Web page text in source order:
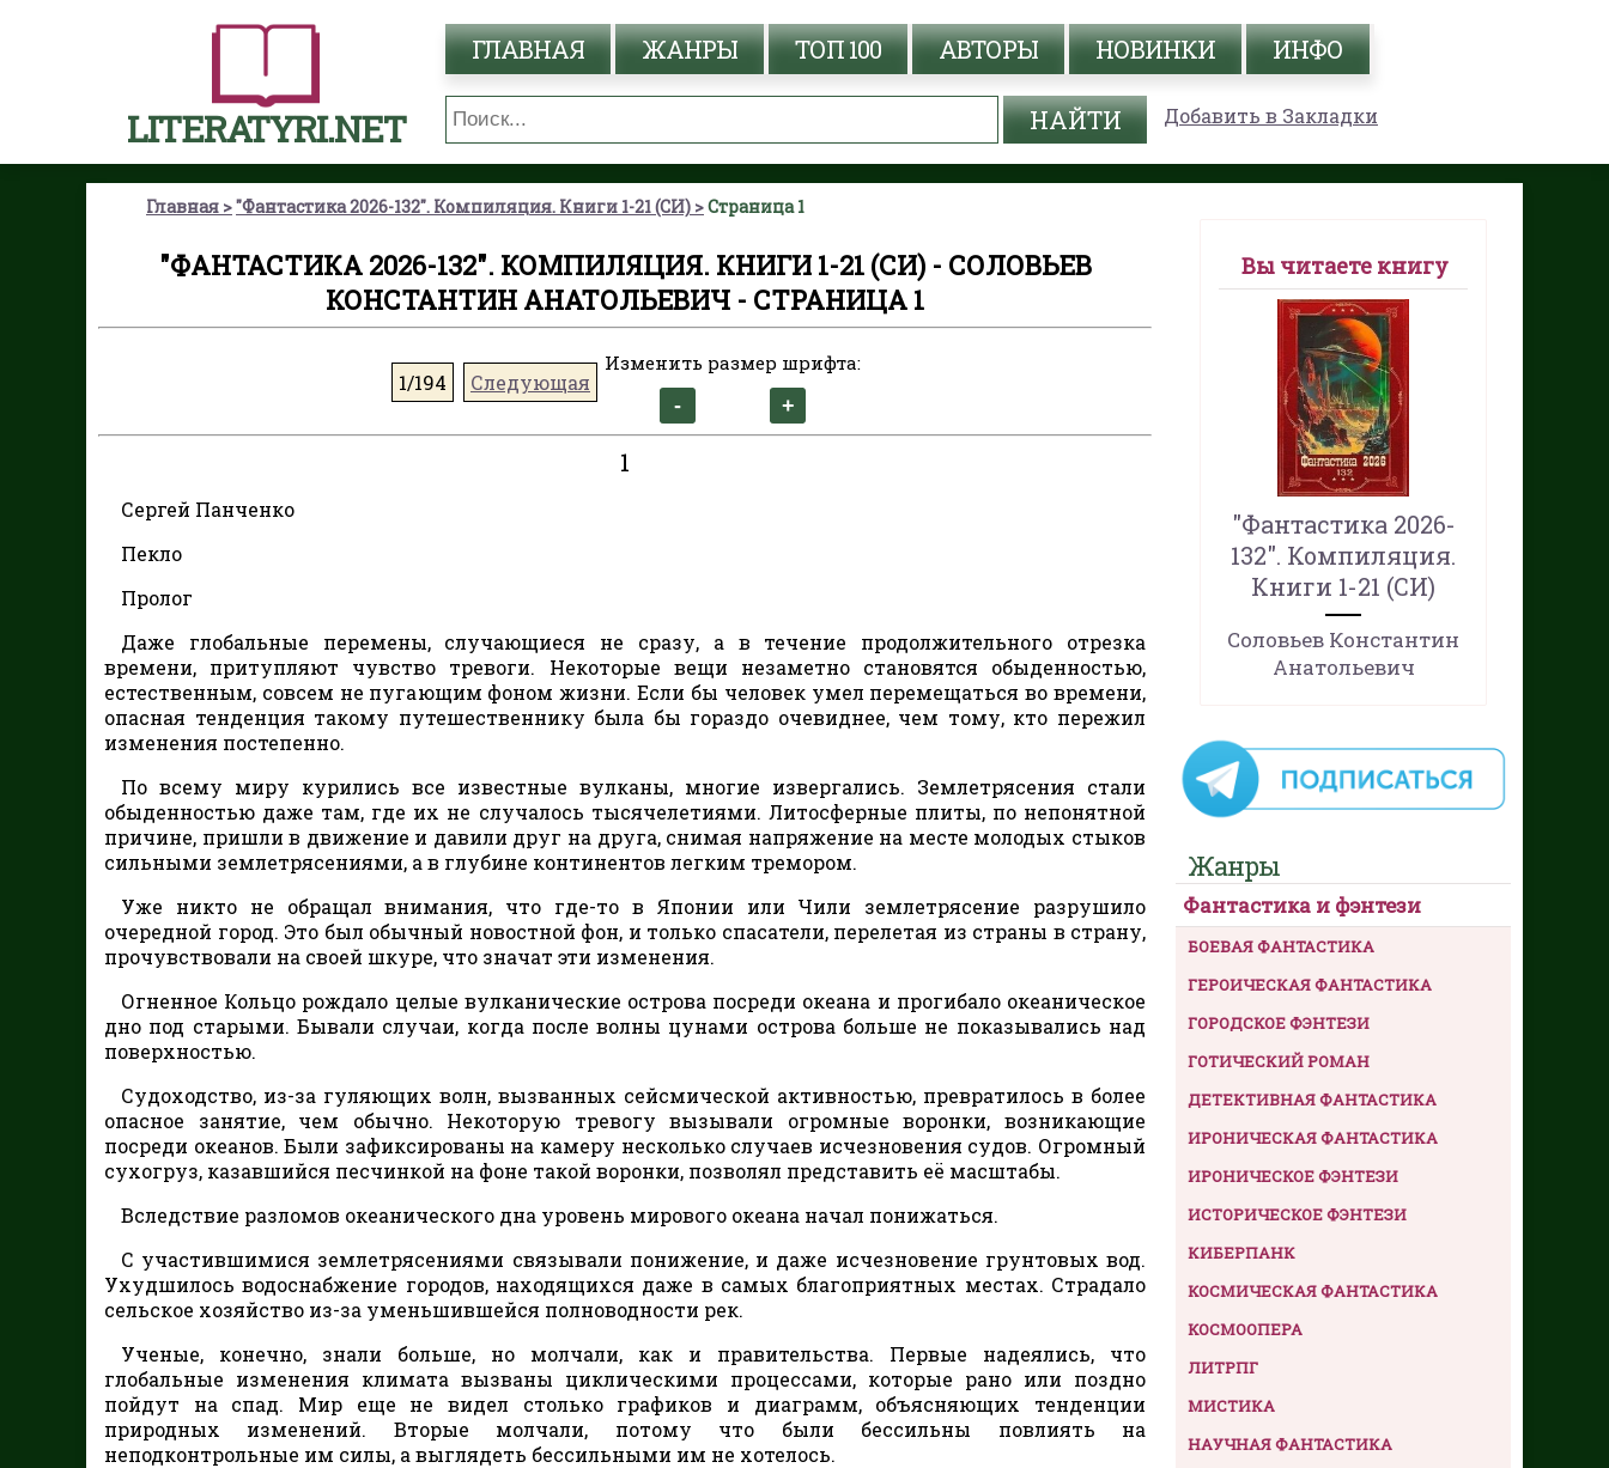
LITERATYRI.NET
ГЛАВНАЯ ЖАНРЫ ТОП 100 АВТОРЫ НОВИНКИ ИНФО
Добавить в Закладки
Главная "Фантастика 2026-132". Компиляция. Книги 1-21 (СИ) Страница 1
"ФАНТАСТИКА 2026-132". КОМПИЛЯЦИЯ. КНИГИ 1-21 (СИ) - СОЛОВЬЕВ
КОНСТАНТИН АНАТОЛЬЕВИЧ - СТРАНИЦА 1
1/194 Следующая
Изменить размер шрифта:
1
Сергей Панченко
Пекло
Пролог
Даже глобальные перемены, случающиеся не сразу, а в течение продолжительного отрезка
времени, притупляют чувство тревоги. Некоторые вещи незаметно становятся обыденностью,
естественным, совсем не пугающим фоном жизни. Если бы человек умел перемещаться во времени,
опасная тенденция такому путешественнику была бы гораздо очевиднее, чем тому, кто пережил
изменения постепенно.
По всему миру курились все известные вулканы, многие извергались. Землетрясения стали
обыденностью даже там, где их не случалось тысячелетиями. Литосферные плиты, по непонятной
причине, пришли в движение и давили друг на друга, снимая напряжение на месте молодых стыков
сильными землетрясениями, а в глубине континентов легким тремором.
Уже никто не обращал внимания, что где-то в Японии или Чили землетрясение разрушило
очередной город. Это был обычный новостной фон, и только спасатели, перелетая из страны в страну,
прочувствовали на своей шкуре, что значат эти изменения.
Огненное Кольцо рождало целые вулканические острова посреди океана и прогибало океаническое
дно под старыми. Бывали случаи, когда после волны цунами острова больше не показывались над
поверхностью.
Судоходство, из-за гуляющих волн, вызванных сейсмической активностью, превратилось в более
опасное занятие, чем обычно. Некоторую тревогу вызывали огромные воронки, возникающие
посреди океанов. Были зафиксированы на камеру несколько случаев исчезновения судов. Огромный
сухогруз, казавшийся песчинкой на фоне такой воронки, позволял представить её масштабы.
Вследствие разломов океанического дна уровень мирового океана начал понижаться.
С участившимися землетрясениями связывали понижение, и даже исчезновение грунтовых вод.
Ухудшилось водоснабжение городов, находящихся даже в самых благоприятных местах. Страдало
сельское хозяйство из-за уменьшившейся полноводности рек.
Ученые, конечно, знали больше, но молчали, как и правительства. Первые надеялись, что
глобальные изменения климата вызваны циклическими процессами, которые рано или поздно
пойдут на спад. Мир еще не видел столько графиков и диаграмм, объясняющих тенденции
природных изменений. Вторые молчали, потому что были бессильны повлиять на
неподконтрольные им силы, а выглядеть бессильными им не хотелось.
Вы читаете книгу
"Фантастика 2026-
132". Компиляция.
Книги 1-21 (СИ)
Соловьев Константин
Анатольевич
Жанры
Фантастика и фэнтези
БОЕВАЯ ФАНТАСТИКА
ГЕРОИЧЕСКАЯ ФАНТАСТИКА
ГОРОДСКОЕ ФЭНТЕЗИ
ГОТИЧЕСКИЙ РОМАН
ДЕТЕКТИВНАЯ ФАНТАСТИКА
ИРОНИЧЕСКАЯ ФАНТАСТИКА
ИРОНИЧЕСКОЕ ФЭНТЕЗИ
ИСТОРИЧЕСКОЕ ФЭНТЕЗИ
КИБЕРПАНК
КОСМИЧЕСКАЯ ФАНТАСТИКА
КОСМООПЕРА
ЛИТРПГ
МИСТИКА
НАУЧНАЯ ФАНТАСТИКА